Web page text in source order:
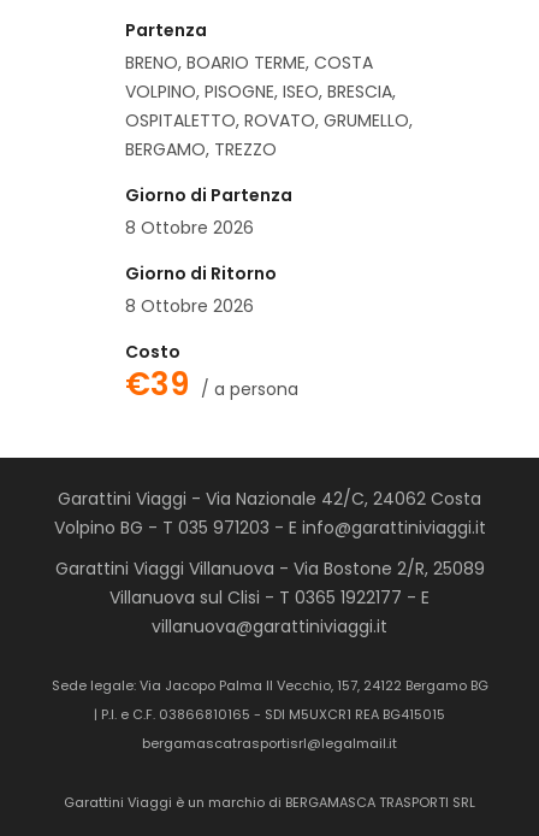
Partenza
BRENO, BOARIO TERME, COSTA
VOLPINO, PISOGNE, ISEO, BRESCIA,
OSPITALETTO, ROVATO, GRUMELLO,
BERGAMO, TREZZO
Giorno di Partenza
8 Ottobre 2026
Giorno di Ritorno
8 Ottobre 2026
Costo
€39 / a persona
Garattini Viaggi - Via Nazionale 42/C, 24062 Costa
Volpino BG - T 035 971203 - E info@garattiniviaggi.it
Garattini Viaggi Villanuova - Via Bostone 2/R, 25089
Villanuova sul Clisi - T 0365 1922177 - E
villanuova@garattiniviaggi.it
Sede legale: Via Jacopo Palma Il Vecchio, 157, 24122 Bergamo BG
| P.I. e C.F. 03866810165 - SDI M5UXCR1 REA BG415015
bergamascatrasportisrl@legalmail.it
Garattini Viaggi è un marchio di BERGAMASCA TRASPORTI SRL